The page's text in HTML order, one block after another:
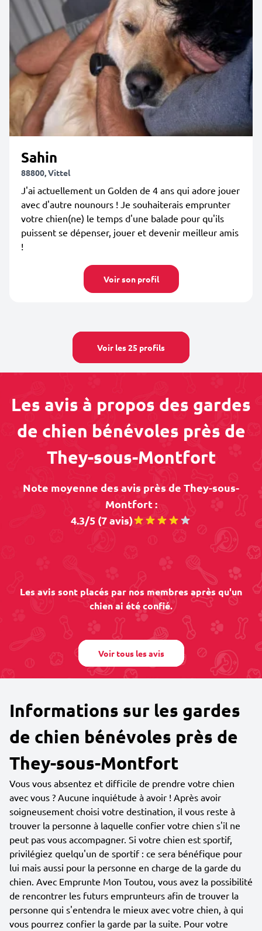
Sahin
88800, Vittel
J'ai actuellement un Golden de 4 ans qui adore jouer
avec d'autre nounours ! Je souhaiterais emprunter
votre chien(ne) le temps d'une balade pour qu'ils
puissent se dépenser, jouer et devenir meilleur amis
!
Voir son profil
Voir les 25 profils
Les avis à propos des gardes
de chien bénévoles près de
They-sous-Montfort
Note moyenne des avis près de They-sous-
Montfort :
4.3/5 (7 avis)
Les avis sont placés par nos membres après qu'un
chien ai été confié.
Voir tous les avis
Informations sur les gardes
de chien bénévoles près de
They-sous-Montfort
Vous vous absentez et difficile de prendre votre chien
avec vous ? Aucune inquiétude à avoir ! Après avoir
soigneusement choisi votre destination, il vous reste à
trouver la personne à laquelle confier votre chien s'il ne
peut pas vous accompagner. Si votre chien est sportif,
privilégiez quelqu'un de sportif : ce sera bénéfique pour
lui mais aussi pour la personne en charge de la garde du
chien. Avec Emprunte Mon Toutou, vous avez la possibilité
de rencontrer les futurs emprunteurs afin de trouver la
personne qui s'entendra le mieux avec votre chien, à qui
vous pourrez confier la garde par la suite. Pour votre